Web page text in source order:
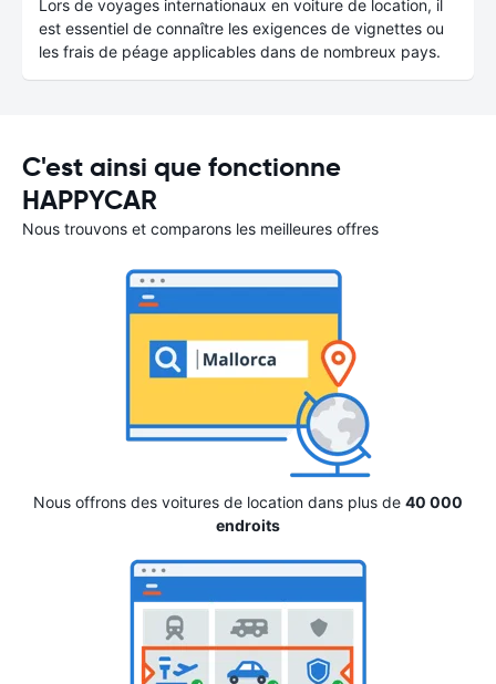
Lors de voyages internationaux en voiture de location, il
est essentiel de connaître les exigences de vignettes ou
les frais de péage applicables dans de nombreux pays.
C'est ainsi que fonctionne
HAPPYCAR
Nous trouvons et comparons les meilleures offres
Nous offrons des voitures de location dans plus de 40 000
endroits